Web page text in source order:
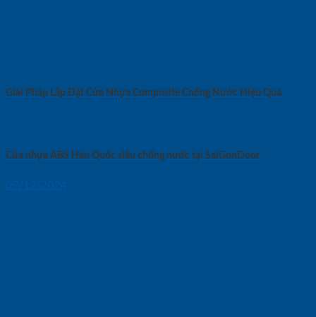
Giải Pháp Lắp Đặt Cửa Nhựa Composite Chống Nước Hiệu Quả
Cửa nhựa ABS Hàn Quốc siêu chống nước tại SaiGonDoor
09/12/2024